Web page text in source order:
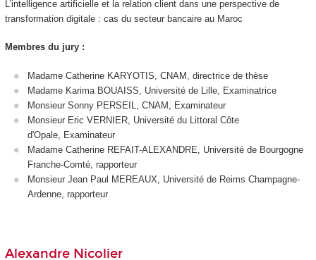
L’intelligence artificielle et la relation client dans une perspective de
transformation digitale : cas du secteur bancaire au Maroc
Membres du jury :
Madame Catherine KARYOTIS, CNAM, directrice de thèse
Madame Karima BOUAISS, Université de Lille, Examinatrice
Monsieur Sonny PERSEIL, CNAM, Examinateur
Monsieur Eric VERNIER, Université du Littoral Côte
d'Opale, Examinateur
Madame Catherine REFAIT-ALEXANDRE, Université de Bourgogne
Franche-Comté, rapporteur
Monsieur Jean Paul MEREAUX, Université de Reims Champagne-
Ardenne, rapporteur
Alexandre Nicolier